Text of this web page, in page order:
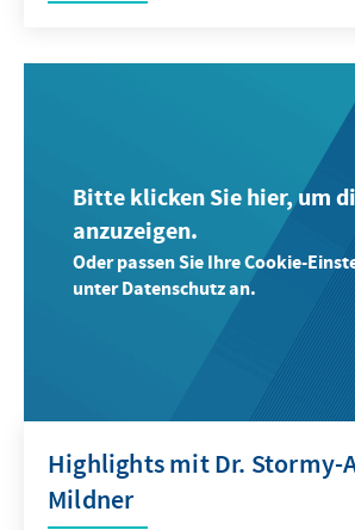
Bitte klicken Sie hier, um
anzuzeigen.
Oder passen Sie Ihre Cookie-
unter Datenschutz an.
Highlights mit Dr. Stormy-
Mildner